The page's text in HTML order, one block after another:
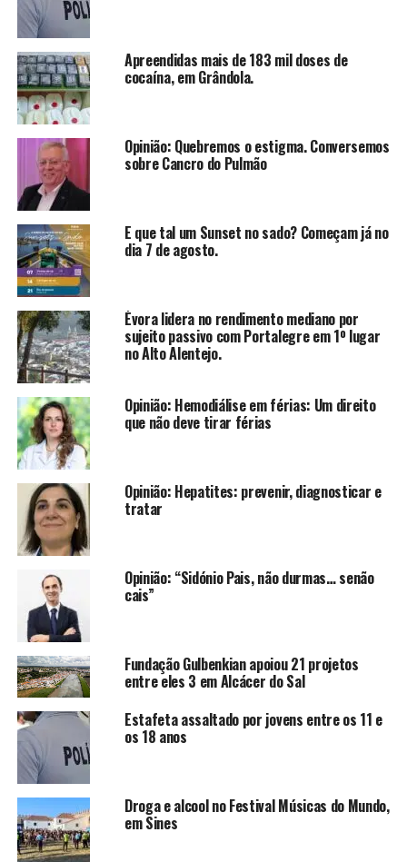
Apreendidas mais de 183 mil doses de
cocaína, em Grândola.
Opinião: Quebremos o estigma. Conversemos
sobre Cancro do Pulmão
E que tal um Sunset no sado? Começam já no
dia 7 de agosto.
Évora lidera no rendimento mediano por
sujeito passivo com Portalegre em 1º lugar
no Alto Alentejo.
Opinião: Hemodiálise em férias: Um direito
que não deve tirar férias
Opinião: Hepatites: prevenir, diagnosticar e
tratar
Opinião: “Sidónio Pais, não durmas… senão
cais”
Fundação Gulbenkian apoiou 21 projetos
entre eles 3 em Alcácer do Sal
Estafeta assaltado por jovens entre os 11 e
os 18 anos
Droga e alcool no Festival Músicas do Mundo,
em Sines